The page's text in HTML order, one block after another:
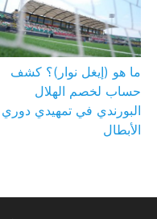
ما هو (إيغل نوار)؟ كشف
حساب لخصم الهلال
البورندي في تمهيدي دوري
الأبطال